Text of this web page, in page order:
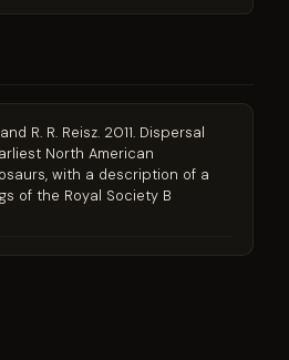
R. R. Reisz. 2011. Dispersal
North American
with a description of a
of the Royal Society B